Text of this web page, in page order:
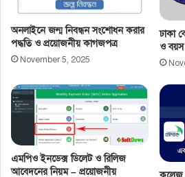
অনলাইনে জন্ম নিবন্ধন সংশোধন করার
পদ্ধতি ও প্রয়োজনীয় কাগজপত্র
November 5, 2025
ঢাকা
ও বয়স
এমপিও ইনডেক্স ডিলেট ও রিলিজ
আবেদনের নিয়ম – প্রয়োজনীয়